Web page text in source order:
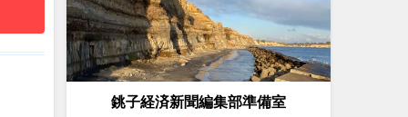
銚子経済新聞編集部準備室